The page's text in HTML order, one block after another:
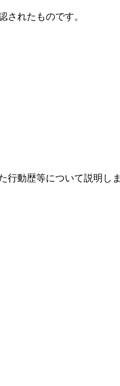
れたものです。
行動歴等について説明しま